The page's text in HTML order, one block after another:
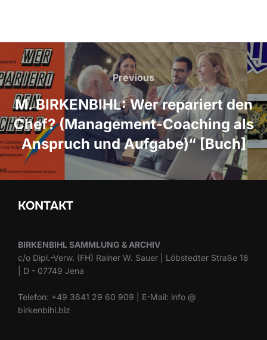
Beitragsnavigation
Previous
Previous
M. BIRKENBIHL: Wer repariert den
Chef? (Management-Coaching als
Anspruch und Aufgabe)“ [Buch]
KONTAKT
BIRKENBIHL SAMMLUNG & ARCHIV
c/o Dipl.-Verw. (FH) Rainer W. Sauer | Löbstedter Straße 18
| D - 07749 Jena
Telefon: +49 3641 29 60 909 | E-Mail: info @
birkenbihl.biz